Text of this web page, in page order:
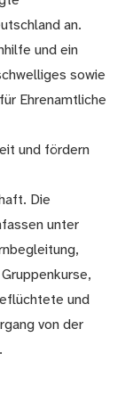
an.
und ein
sowie
Ehrenamtliche
und fördern
Die
unter
und
von der